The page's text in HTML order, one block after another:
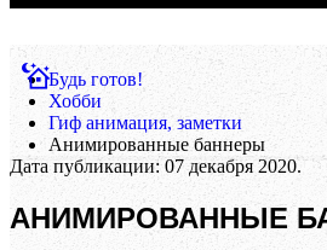
Будь готов!
Хобби
Гиф анимация, заметки
Анимированные баннеры
Дата публикации: 07 декабря 2020.
АНИМИРОВАННЫЕ